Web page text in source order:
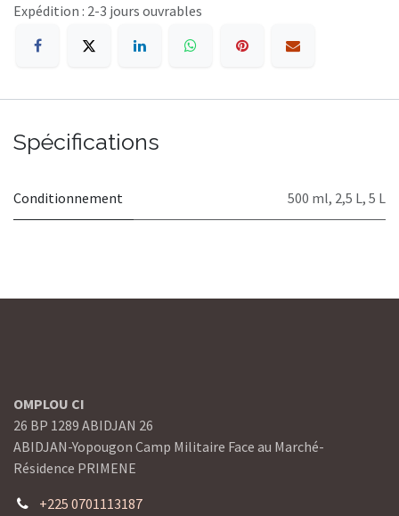
Expédition : 2-3 jours ouvrables
Spécifications
Conditionnement 500 ml, 2,5 L, 5 L
OMPLOU CI
26 BP 1289 ABIDJAN 26
ABIDJAN-Yopougon Camp Militaire Face au Marché-
Résidence PRIMENE
+225 0701113187